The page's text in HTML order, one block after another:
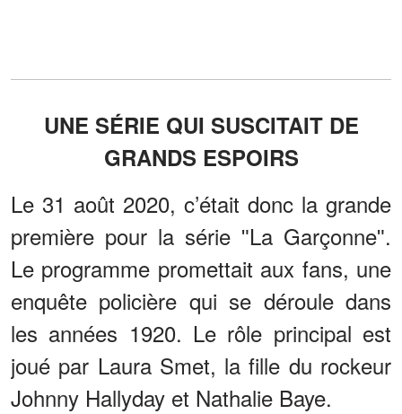
UNE SÉRIE QUI SUSCITAIT DE
GRANDS ESPOIRS
Le 31 août 2020, c’était donc la grande
première pour la série ʺLa Garçonneʺ.
Le programme promettait aux fans, une
enquête policière qui se déroule dans
les années 1920. Le rôle principal est
joué par Laura Smet, la fille du rockeur
Johnny Hallyday et Nathalie Baye.